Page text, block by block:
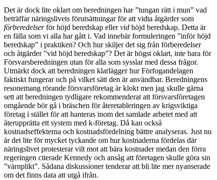
Det är dock lite oklart om beredningen har ”tungan rätt i mun” vad
beträffar näringslivets förutsättningar för att vidta åtgärder som
förberedelserför höjd beredskap ellervid höjd beredskap. Detta är
en fälla som vi alla har gått i. Vad innebär formuleringen ”inför höjd
beredskap” i praktiken? Och hur skiljer det sig från förberedelser
och åtgärder ”vid höjd beredskap”? Det är högst oklart, inte bara för
Försvarsberedningen utan för alla som sysslar med dessa frågor.
Utmärkt dock att beredningen klarlägger hur Förfogandelagen
faktiskt fungerar och på vilket sätt den är användbar. Beredningens
resonemang rörande försvarsföretag är klokt men jag skulle gärna
sett att beredningen tydligare rekommenderat att försvarsföretagen
omgående bör gå i bräschen för återetableringen av krigsviktiga
företag i stället för att hanteras inom det samlade arbetet med att
återupprätta ett system med k-företag. Då kan också
kostnadseffekterna och kostnadsfördelning bättre analyseras. Just nu
är det lite för mycket tyckande om hur kostnaderna fördelas där
näringslivet protesterar vilt mot att bära kostnader medan den förra
regeringen citerade Kennedy och ansåg att företagen skulle göra sin
”värnplikt”. Sådana diskussioner tenderar att bli lite mer nyanserade
om det finns data att utgå ifrån.